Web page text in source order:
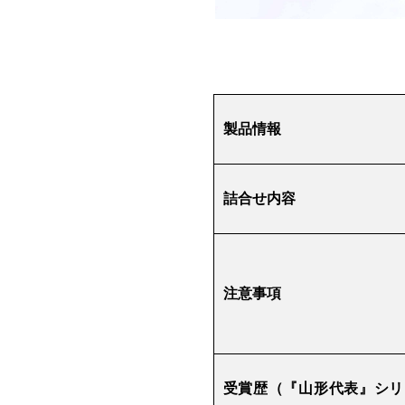
製品情報
詰合せ内容
注意事項
受賞歴（『山形代表』シリ